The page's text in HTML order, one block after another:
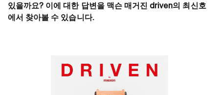
있을까요? 이에 대한 답변을 맥슨 매거진 driven의 최신호
에서 찾아볼 수 있습니다.